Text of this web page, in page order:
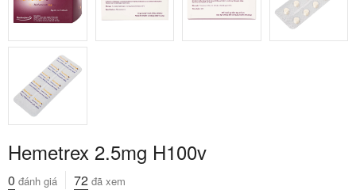
Hemetrex 2.5mg H100v
0 đánh giá 72 đã xem